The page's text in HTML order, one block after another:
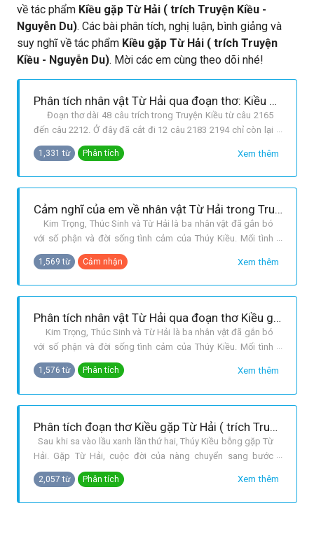
về tác phẩm Kiều gặp Từ Hải ( trích Truyện Kiều -
Nguyễn Du). Các bài phân tích, nghị luận, bình giảng và
suy nghĩ về tác phẩm Kiều gặp Từ Hải ( trích Truyện
Kiều - Nguyễn Du). Mời các em cùng theo dõi nhé!
Phân tích nhân vật Từ Hải qua đoạn thơ: Kiều gặp Từ Hải.(Trích Truyện Kiều - Nguyễn Du)
Đoạn thơ dài 48 câu trích trong Truyện Kiều từ câu 2165
đến câu 2212. Ở đây đã cắt đi 12 câu 2183 2194 chỉ còn lại
36 câu. Trốn khỏi tay Hoạn Thư, Kiều lại rơi vào tay Bạc Bà,
Bạc Hạnh. Lần thứ hai Kiều bị đẩy vào chốn thanh lâu. Ít lâu
sau Kiều may mắn gặp Từ Hải. “ Tấm lòng nhi nữ cũng xiêu
Xem thêm
1,331 từ Phân tích
Cảm nghĩ của em về nhân vật Từ Hải trong Truyện Kiều.
Kim Trọng, Thúc Sinh và Từ Hải là ba nhân vật đã gắn bó
với số phận và đời sống tình cảm của Thúy Kiều. Mối tình
Kim Kiều là mối tình đầu tuyệt đẹp giữa “Người quốc sắc, kẻ
thiên tài đã nặng tình thề nguyền ''Trăm năm tạc một chữ
đồng đến xương”. Mối tình giữa Thúc Sinh và Thúy Kiều là
quan hệ
Xem thêm
1,569 từ Cảm nhận
Phân tích nhân vật Từ Hải qua đoạn thơ Kiều gặp Từ Hải trích trong Truyện Kiều của thi hào Nguyễn Du.
Kim Trọng, Thúc Sinh và Từ Hải là ba nhân vật đã gắn bó
với số phận và đời sống tình cảm của Thúy Kiều. Mối tình
Kim Kiều là mối tình đầu tuyệt đẹp giữa “Người quốc sắc, kẻ
thiên tài, đã nặng tình thề nguyền “Trăm năm tạc một chữ
quan hệ
Xem thêm
1,576 từ Phân tích
Phân tích đoạn thơ Kiều gặp Từ Hải ( trích Truyện Kiều - Nguyễn Du)
Sau khi sa vào lầu xanh lần thứ hai, Thúy Kiều bỗng gặp Từ
Hải. Gặp Từ Hải, cuộc đời của nàng chuyển sang bước
ngoặt lớn. Đoạn thơ kể lại cuộc gặp gỡ giữa Kiều và Từ Hải
trong chốn thanh lâu để lại một dấu ấn sâu sắc trong lòng
Xem thêm
2,057 từ Phân tích